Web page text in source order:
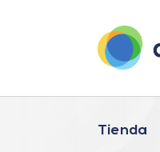
Tienda